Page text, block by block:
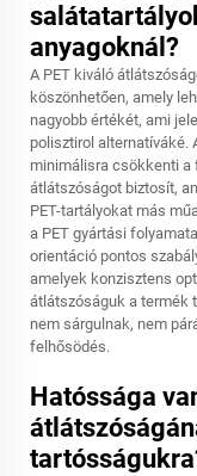
anyagoknál?
A PET kiváló
köszönhetően, amely
nagyobb értékét, ami
polisztirol alternatíváké.
minimálisra csökkenti a
átlátszóságot biztosít,
PET-tartályokat más
a PET gyártási
orientáció pontos
amelyek konzisztens
átlátszóságuk a termék
nem sárgulnak, nem
felhősödés.
Hatóssága